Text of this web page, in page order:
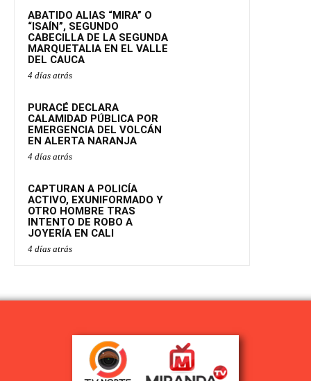
ABATIDO ALIAS “MIRA” O
“ISAÍN”, SEGUNDO
CABECILLA DE LA SEGUNDA
MARQUETALIA EN EL VALLE
DEL CAUCA
4 días atrás
PURACÉ DECLARA
CALAMIDAD PÚBLICA POR
EMERGENCIA DEL VOLCÁN
EN ALERTA NARANJA
4 días atrás
CAPTURAN A POLICÍA
ACTIVO, EXUNIFORMADO Y
OTRO HOMBRE TRAS
INTENTO DE ROBO A
JOYERÍA EN CALI
4 días atrás